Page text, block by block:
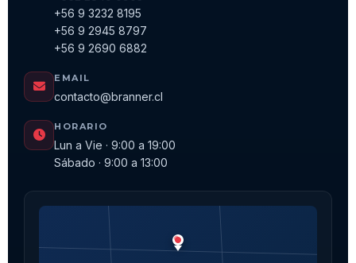
+56 9 3232 8195
+56 9 2945 8797
+56 9 2690 6882
EMAIL
contacto@branner.cl
HORARIO
Lun a Vie · 9:00 a 19:00
Sábado · 9:00 a 13:00